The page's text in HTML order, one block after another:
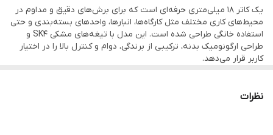
- جنس تیغه: فولاد SK4 (تیغه مشکی)
- تعداد تیغه در بسته: 3 عدد
- نوع تیغه: سگمنت‌دار (Snap-off)
- کاربری: حرفه‌ای و خانگی
یک کاتر ۱۸ میلی‌متری حرفه‌ای است که برای برش‌های دقیق و مداوم در
محیط‌های کاری مختلف مثل کارگاه‌ها، انبارها، واحدهای بسته‌بندی و حتی
استفاده خانگی طراحی شده است. این مدل با تیغه‌های مشکی SK4 و
طراحی ارگونومیک بدنه، ترکیبی از برندگی، دوام و کنترل بالا را در اختیار
کاربر قرار می‌دهد.
طراحی بدنه و ارگونومی
نظرات